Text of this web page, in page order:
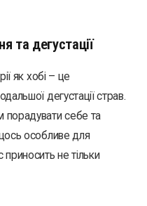
та дегустації
як хобі – це
дегустації страв.
порадувати себе та
особливе для
не тільки